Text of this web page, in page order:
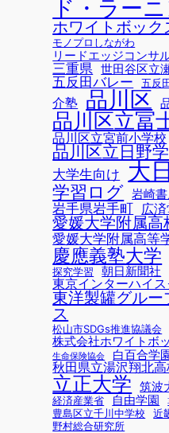
ド・ラー
ホワイトボック
モノプロしながわ
リードエッジコンサ
三重県
世田谷区立
五反田バレー 五反
介塾 品川区
品川区立冨
品川区立宮前小学校
品川区立日野
大学生向け 大
学習ログ 岩崎
岩手県岩手町 広
愛媛大学附属高
愛媛大学附属高等
慶應義塾大学
探究学習 朝日新聞社
東京インターハイ
東洋製罐グル
ス
松山市SDGs推進協議会
株式会社ホワイトボ
生命保険協会 白百合学
秋田県立湯沢翔北高
立正大学 筑波
経済産業省 自由学園
豊島区立千川中学校
近
野村総合研究所